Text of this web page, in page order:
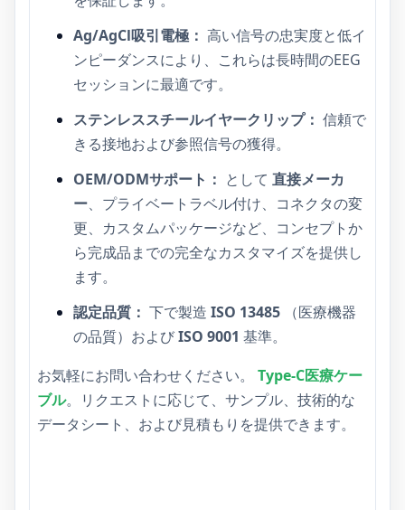
Ag/AgCl吸引電極： 高い信号の忠実度と低イ
ンピーダンスにより、これらは長時間のEEG
セッションに最適です。
ステンレススチールイヤークリップ： 信頼で
きる接地および参照信号の獲得。
OEM/ODMサポート： として 直接メーカ
ー、プライベートラベル付け、コネクタの変
更、カスタムパッケージなど、コンセプトか
ら完成品までの完全なカスタマイズを提供し
ます。
認定品質： 下で製造 ISO 13485 （医療機器
の品質）およびISO 9001 基準。
お気軽にお問い合わせください。 Type-C医療ケー
ブル。リクエストに応じて、サンプル、技術的な
データシート、および見積もりを提供できます。